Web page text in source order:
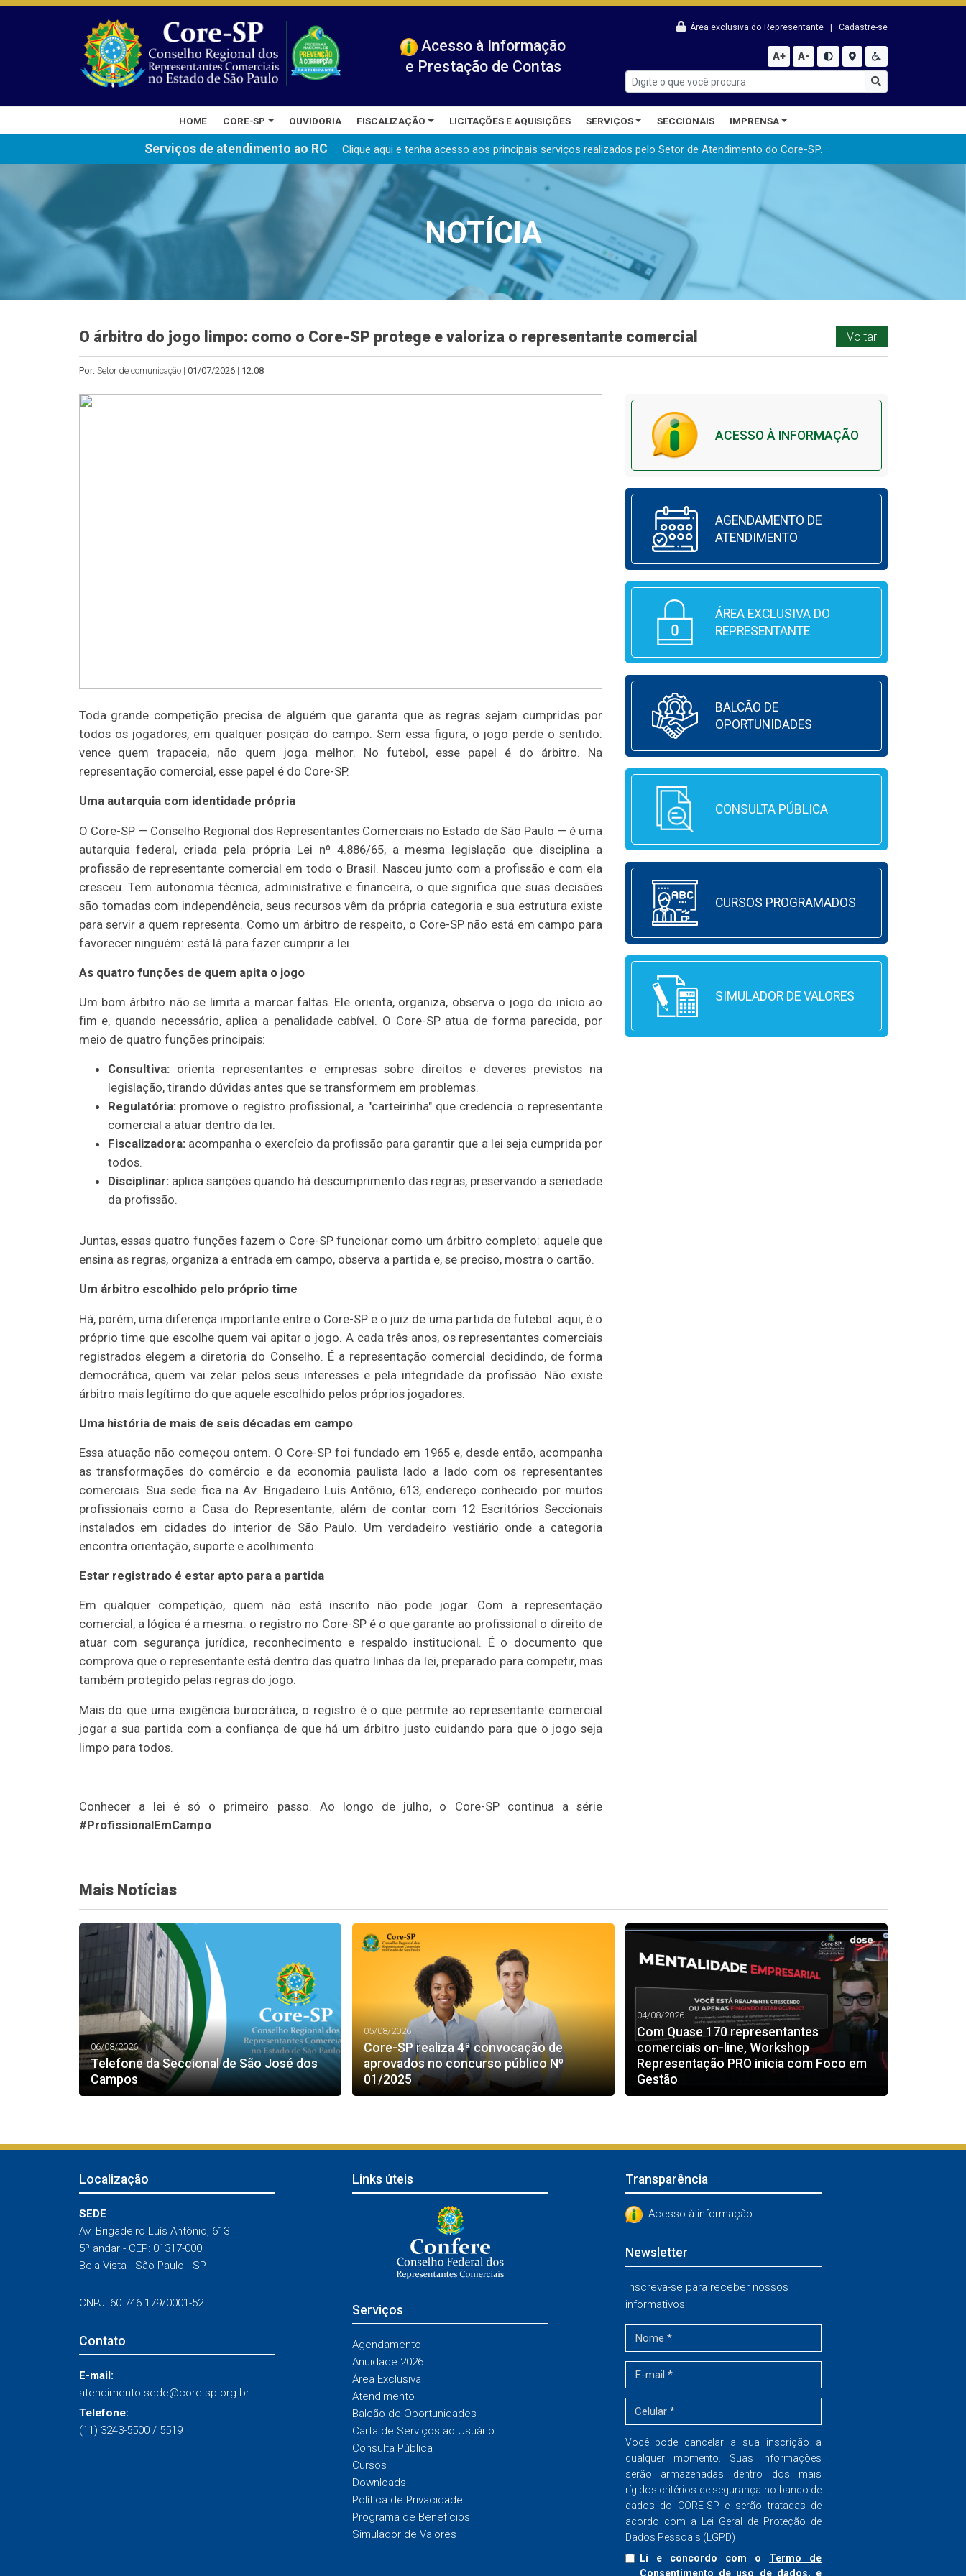
Acesso à Informação
e Prestação de Contas
Área exclusiva do Representante Cadastre-se
A+ A-
HOME CORE-SP OUVIDORIA FISCALIZAÇÃO LICITAÇÕES E AQUISIÇÕES SERVIÇOS SECCIONAIS IMPRENSA
Serviços de atendimento ao RC Clique aqui e tenha acesso aos principais serviços realizados pelo Setor de Atendimento do Core-SP.
NOTÍCIA
O árbitro do jogo limpo: como o Core-SP protege e valoriza o representante comercial Voltar
Por: Setor de comunicação | 01/07/2026| 12:08
Toda grande competição precisa de alguém que garanta que as regras sejam cumpridas por
todos os jogadores, em qualquer posição do campo. Sem essa figura, o jogo perde o sentido:
vence quem trapaceia, não quem joga melhor. No futebol, esse papel é do árbitro. Na
representação comercial, esse papel é do Core-SP.
Uma autarquia com identidade própria
O Core-SP — Conselho Regional dos Representantes Comerciais no Estado de São Paulo — é uma
autarquia federal, criada pela própria Lei nº 4.886/65, a mesma legislação que disciplina a
profissão de representante comercial em todo o Brasil. Nasceu junto com a profissão e com ela
cresceu. Tem autonomia técnica, administrative e financeira, o que significa que suas decisões
são tomadas com independência, seus recursos vêm da própria categoria e sua estrutura existe
para servir a quem representa. Como um árbitro de respeito, o Core-SP não está em campo para
favorecer ninguém: está lá para fazer cumprir a lei.
As quatro funções de quem apita o jogo
Um bom árbitro não se limita a marcar faltas. Ele orienta, organiza, observa o jogo do início ao
fim e, quando necessário, aplica a penalidade cabível. O Core-SP atua de forma parecida, por
meio de quatro funções principais:
Consultiva:orienta representantes e empresas sobre direitos e deveres previstos na
legislação, tirando dúvidas antes que se transformem em problemas.
Regulatória:promove o registro profissional, a "carteirinha" que credencia o representante
comercial a atuar dentro da lei.
Fiscalizadora:acompanha o exercício da profissão para garantir que a lei seja cumprida por
todos.
Disciplinar:aplica sanções quando há descumprimento das regras, preservando a seriedade
da profissão.
Juntas, essas quatro funções fazem o Core-SP funcionar como um árbitro completo: aquele que
ensina as regras, organiza a entrada em campo, observa a partida e, se preciso, mostra o cartão.
Um árbitro escolhido pelo próprio time
Há, porém, uma diferença importante entre o Core-SP e o juiz de uma partida de futebol: aqui, é o
próprio time que escolhe quem vai apitar o jogo. A cada três anos, os representantes comerciais
registrados elegem a diretoria do Conselho. É a representação comercial decidindo, de forma
democrática, quem vai zelar pelos seus interesses e pela integridade da profissão. Não existe
árbitro mais legítimo do que aquele escolhido pelos próprios jogadores.
Uma história de mais de seis décadas em campo
Essa atuação não começou ontem. O Core-SP foi fundado em 1965 e, desde então, acompanha
as transformações do comércio e da economia paulista lado a lado com os representantes
comerciais. Sua sede fica na Av. Brigadeiro Luís Antônio, 613, endereço conhecido por muitos
profissionais como a Casa do Representante, além de contar com 12 Escritórios Seccionais
instalados em cidades do interior de São Paulo. Um verdadeiro vestiário onde a categoria
encontra orientação, suporte e acolhimento.
Estar registrado é estar apto para a partida
Em qualquer competição, quem não está inscrito não pode jogar. Com a representação
comercial, a lógica é a mesma: o registro no Core-SP é o que garante ao profissional o direito de
atuar com segurança jurídica, reconhecimento e respaldo institucional. É o documento que
comprova que o representante está dentro das quatro linhas da lei, preparado para competir, mas
também protegido pelas regras do jogo.
Mais do que uma exigência burocrática, o registro é o que permite ao representante comercial
jogar a sua partida com a confiança de que há um árbitro justo cuidando para que o jogo seja
limpo para todos.
Conhecer a lei é só o primeiro passo. Ao longo de julho, o Core-SP continua a série
#ProfissionalEmCampo
ACESSO À INFORMAÇÃO
AGENDAMENTO DE
ATENDIMENTO
ÁREA EXCLUSIVA DO
REPRESENTANTE
BALCÃO DE
OPORTUNIDADES
CONSULTA PÚBLICA
CURSOS PROGRAMADOS
SIMULADOR DE VALORES
Mais Notícias
06/08/2026
Telefone da Seccional de São José dos
Campos
05/08/2026
Core-SP realiza 4ª convocação de
aprovados no concurso público Nº
01/2025
04/08/2026
Com Quase 170 representantes
comerciais on-line, Workshop
Representação PRO inicia com Foco em
Gestão
Localização
SEDE
Av. Brigadeiro Luís Antônio, 613
5º andar - CEP: 01317-000
Bela Vista - São Paulo - SP
CNPJ: 60.746.179/0001-52
Contato
E-mail:
atendimento.sede@core-sp.org.br
Telefone:
(11) 3243-5500 / 5519
Links úteis
Serviços
Agendamento
Anuidade 2026
Área Exclusiva
Atendimento
Balcão de Oportunidades
Carta de Serviços ao Usuário
Consulta Pública
Cursos
Downloads
Política de Privacidade
Programa de Benefícios
Simulador de Valores
Transparência
Acesso à informação
Newsletter
Inscreva-se para receber nossos
informativos:
Você pode cancelar a sua inscrição a
qualquer momento. Suas informações
serão armazenadas dentro dos mais
rígidos critérios de segurança no banco de
dados do CORE-SP e serão tratadas de
acordo com a Lei Geral de Proteção de
Dados Pessoais (LGPD)
Li e concordo com o Termo de
Consentimento de uso de dados, e